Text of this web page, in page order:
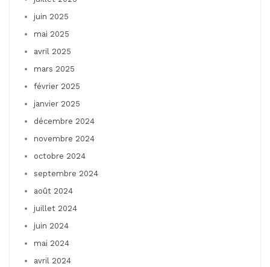
juin 2025
mai 2025
avril 2025
mars 2025
février 2025
janvier 2025
décembre 2024
novembre 2024
octobre 2024
septembre 2024
août 2024
juillet 2024
juin 2024
mai 2024
avril 2024